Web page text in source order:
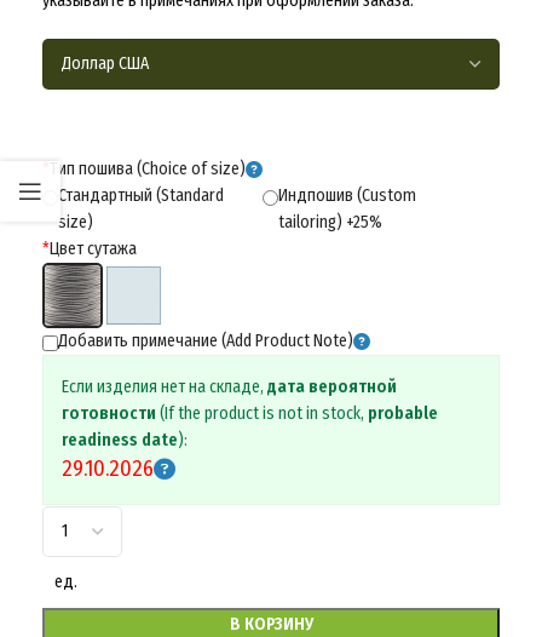
Тип пошива (Choice of size)
Стандартный (Standard
size)
Индпошив (Custom
tailoring) +25%
*Цвет сутажа
Добавить примечание (Add Product Note)
Если изделия нет на складе, дата вероятной
готовности (If the product is not in stock, probable
readiness date):
29.10.2026
ед.
В КОРЗИНУ